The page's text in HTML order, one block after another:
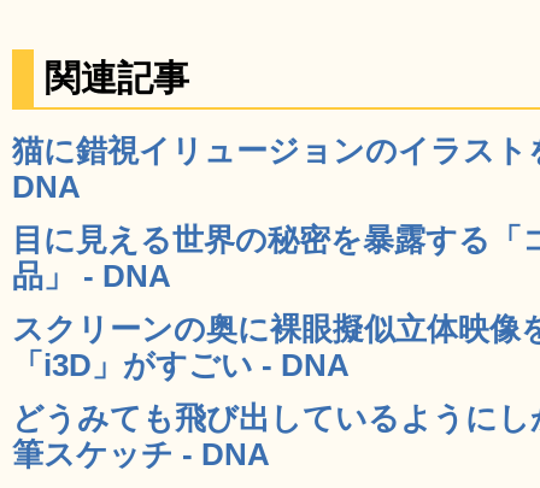
関連記事
猫に錯視イリュージョンのイラス
DNA
目に見える世界の秘密を暴露する
品」 - DNA
スクリーンの奥に裸眼擬似立体映
「i3D」がすごい - DNA
どうみても飛び出しているように
筆スケッチ - DNA